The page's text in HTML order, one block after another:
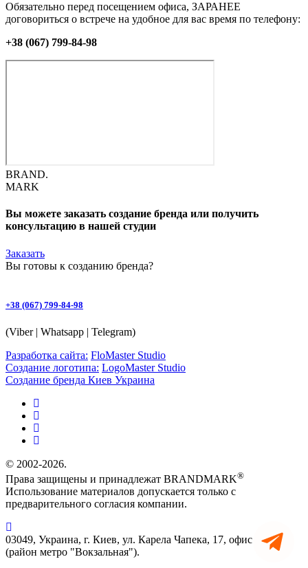
Обязательно перед посещением офиса, ЗАРАНЕЕ
договориться о встрече на удобное для вас время по телефону:
+38 (067) 799-84-98
BRAND.
MARK
Вы можете заказать создание бренда или получить
консультацию в нашей студии
Заказать
Вы готовы к созданию бренда?
+38 (067) 799-84-98
(Viber | Whatsapp | Telegram)
Разработка сайта: FloMaster Studio
Создание логотипа: LogoMaster Studio
Создание бренда Киев Украина
© 2002-2026.
Права защищены и принадлежат BRANDMARK®
Использование материалов допускается только с
предварительного согласия компании.
03049, Украина, г. Киев, ул. Карела Чапека, 17, офис 90
(район метро "Вокзальная").